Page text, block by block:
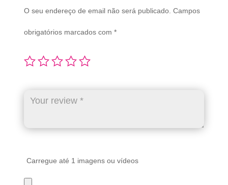
O seu endereço de email não será publicado. Campos
obrigatórios marcados com *
Carregue até 1 imagens ou vídeos